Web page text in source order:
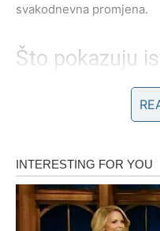
svakodnevna promjena.
Što pokazuju
Anketa provedena u
različitih generacija. Od
47% je izjavilo da
jednog dana.
Generacija Zpokazala